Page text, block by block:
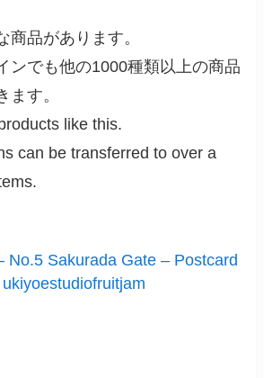
商品があります。
ンでも他の1000種類以上の商品
ます。
like this.
can be transferred to over a
No.5 Sakurada Gate – Postcard
ukiyoestudiofruitjam